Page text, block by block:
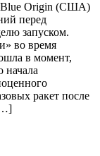
Blue Origin (США)
перед
запуском.
во время
в момент,
начала
ракет после